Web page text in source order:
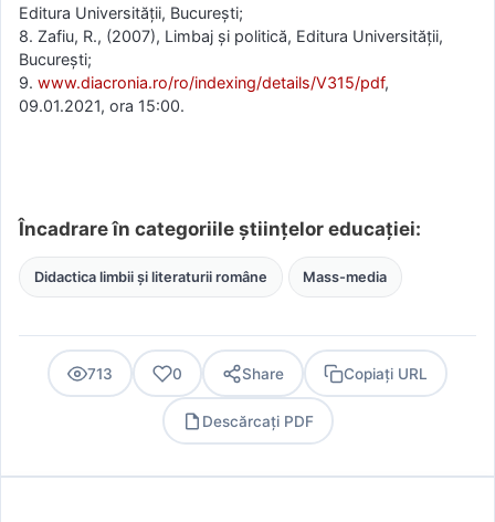
Editura Universității, București;
8. Zafiu, R., (2007), Limbaj și politică, Editura Universității,
București;
9. www.diacronia.ro/ro/indexing/details/V315/pdf,
09.01.2021, ora 15:00.
Încadrare în categoriile științelor educației:
Didactica limbii și literaturii române Mass-media
713 0 Share Copiați URL
Descărcați PDF